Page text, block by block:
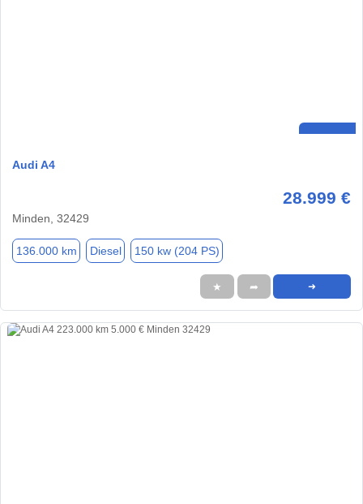
Audi A4
28.999 €
Minden, 32429
136.000 km Diesel 150 kw (204 PS)
★ ➦ ➜